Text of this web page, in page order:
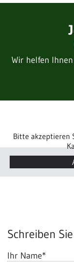
Wir helfen
Bitte akzeptieren
Schreiben
Ihr Name*